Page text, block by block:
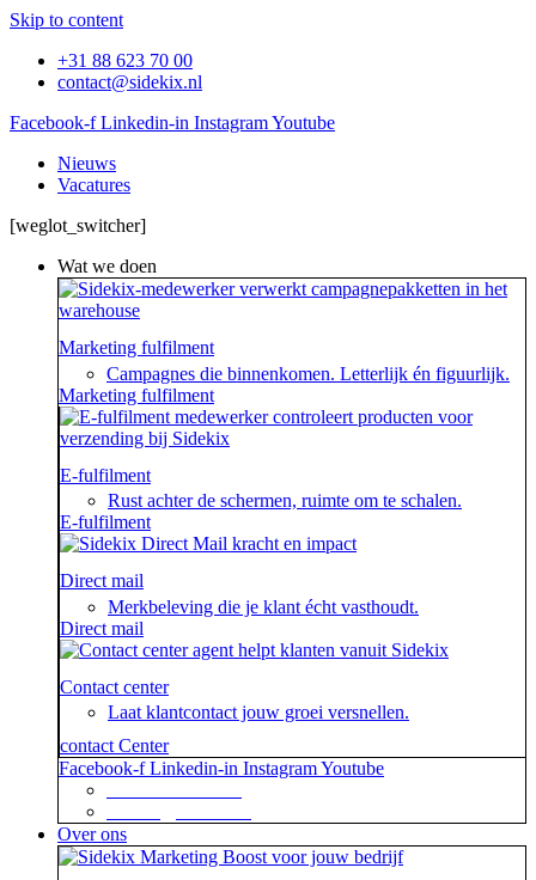
Skip to content
+31 88 623 70 00
contact@sidekix.nl
Facebook-f Linkedin-in InstagramYoutube
Nieuws
Vacatures
[weglot_switcher]
Wat we doen
Marketing fulfilment
Campagnes die binnenkomen. Letterlijk én figuurlijk.
Marketing fulfilment
E-fulfilment
Rust achter de schermen, ruimte om te schalen.
E-fulfilment
Direct mail
Merkbeleving die je klant écht vasthoudt.
Direct mail
Contact center
Laat klantcontact jouw groei versnellen.
contact Center
Facebook-f Linkedin-in InstagramYoutube
Over ons